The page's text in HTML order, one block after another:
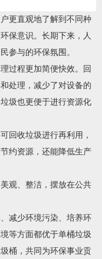
更直观地了解到不同种
保意识。长期下来，人
参与的环保氛围。
过程更加简便快效。回
处理，减少了对设备的
圾也更便于进行资源化
收垃圾进行再利用，
约资源，还能降低生产
观、整洁，摆放在公共
减少环境污染、培养环
等方面都优于单桶垃圾
桶，共同为环保事业贡